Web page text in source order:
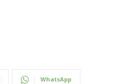
WhatsApp